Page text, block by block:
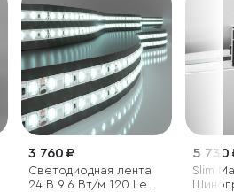
3 760 ₽
Светодиодная лента
24 В 9,6 Вт/м 120 Led/
5 730
Slim